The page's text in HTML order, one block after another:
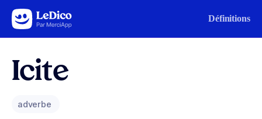
Aller au contenu Définitions
Icite
adverbe